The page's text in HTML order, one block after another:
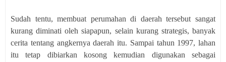
Sudah tentu, membuat perumahan di daerah tersebut sangat
kurang diminati oleh siapapun, selain kurang strategis, banyak
cerita tentang angkernya daerah itu. Sampai tahun 1997, lahan
itu tetap dibiarkan kosong kemudian digunakan sebagai